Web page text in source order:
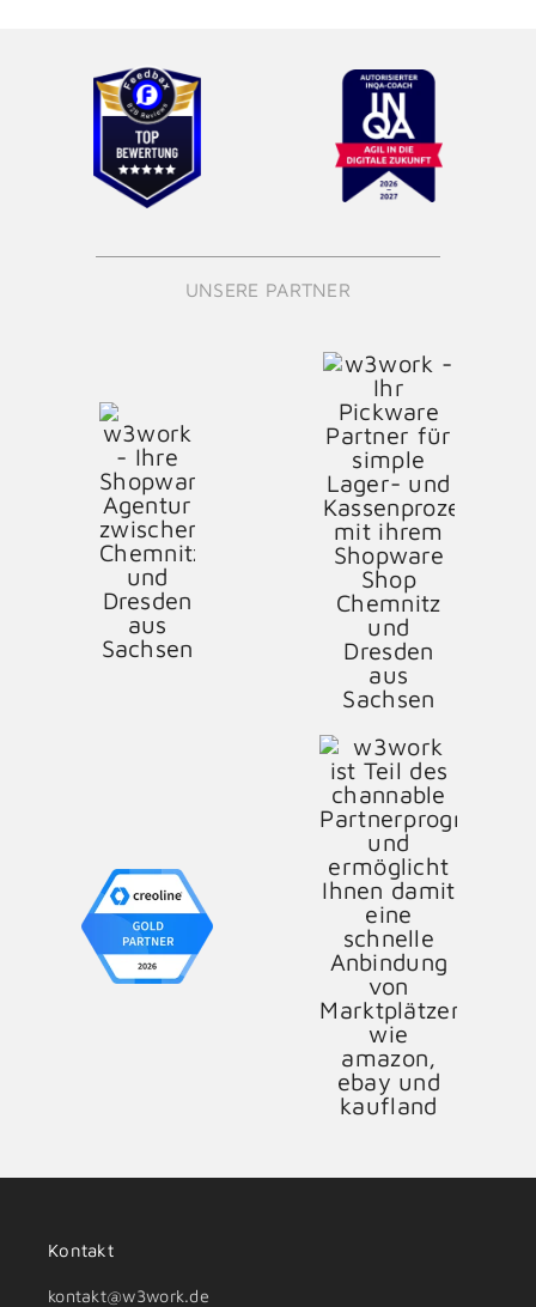
UNSERE PARTNER
Kontakt
kontakt@w3work.de